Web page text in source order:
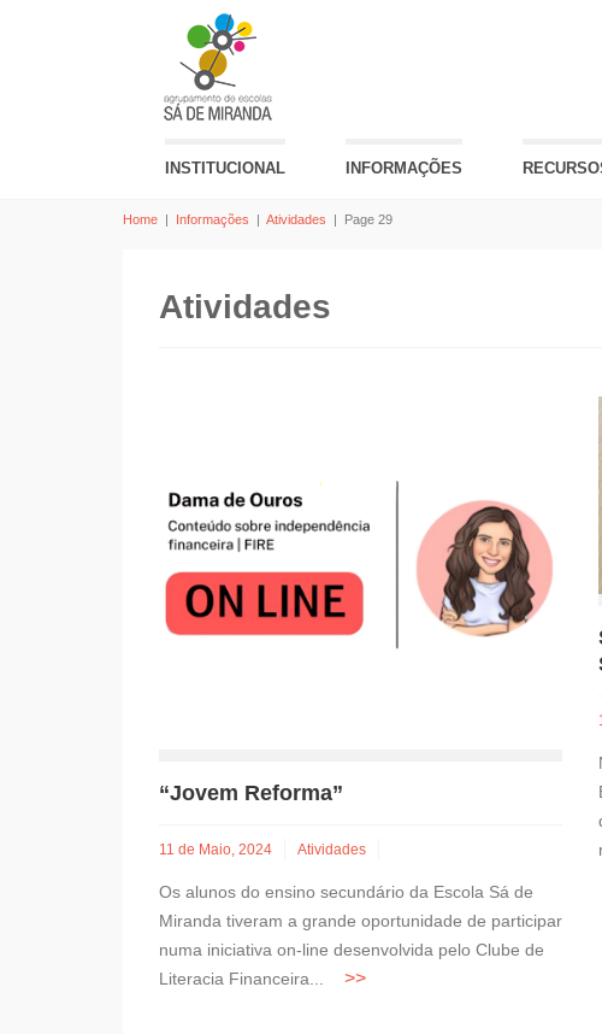
INSTITUCIONAL INFORMAÇÕES
Home | Informações | Atividades | Page 29
Atividades
“Jovem Reforma”
11 de Maio, 2024 Atividades
Os alunos do ensino secundário da Escola Sá de
Miranda tiveram a grande oportunidade de participar
numa iniciativa on-line desenvolvida pelo Clube de
Literacia Financeira...